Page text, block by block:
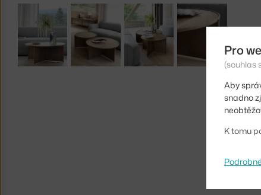
Pro
(souhlas
Aby
snadno
K tomu